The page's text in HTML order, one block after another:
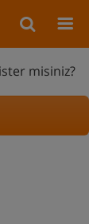
misiniz?